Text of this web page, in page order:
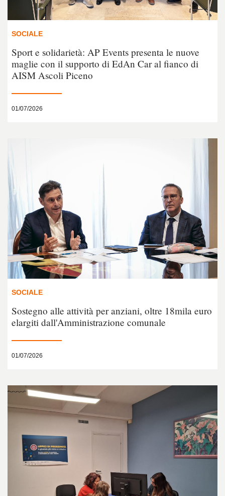
SOCIALE
Sport e solidarietà: AP Events presenta le nuove
maglie con il supporto di EdAn Car al fianco di
AISM Ascoli Piceno
01/07/2026
SOCIALE
Sostegno alle attività per anziani, oltre 18mila euro
elargiti dall'Amministrazione comunale
01/07/2026